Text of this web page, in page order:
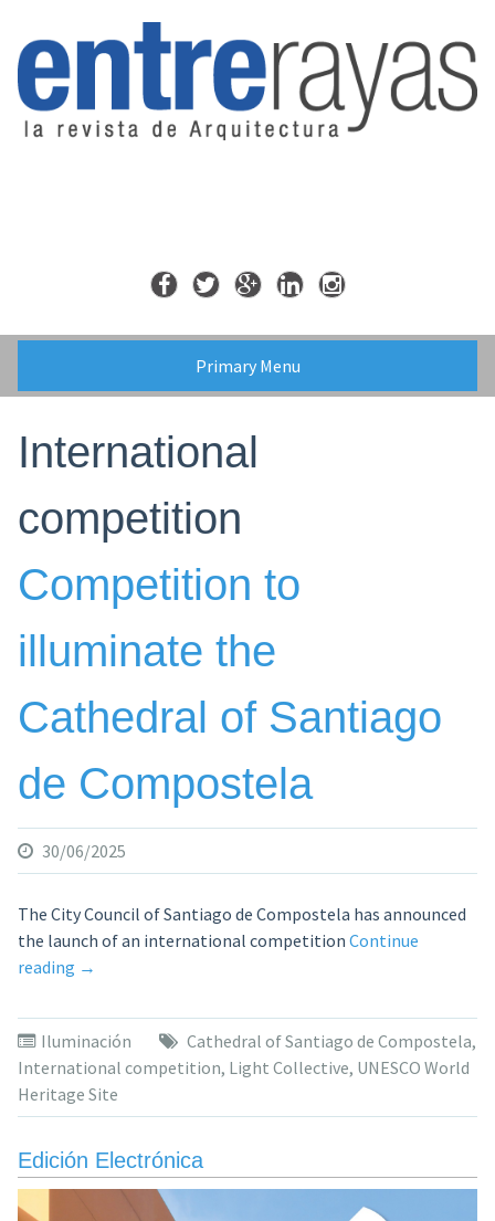
content
Primary Menu
International
competition
Competition to
illuminate the
Cathedral of Santiago
de Compostela
30/06/2025
The City Council of Santiago de Compostela has announced
the launch of an international competition Continue
reading «Competition
illuminate
the
Cathedral
of
de
Compostela»
→
Iluminación Cathedral of Santiago de Compostela,
International competition, Light Collective, UNESCO World
Heritage Site
Edición Electrónica